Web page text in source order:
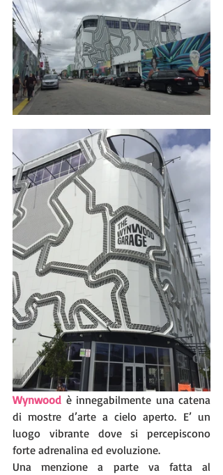
Wynwood è innegabilmente una catena
di mostre d’arte a cielo aperto. E’ un
luogo vibrante dove si percepiscono
forte adrenalina ed evoluzione.